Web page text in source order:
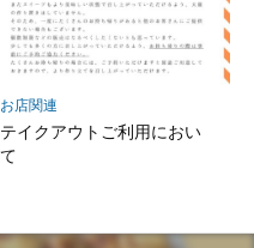
お店関連
テイクアウトご利用におい
て